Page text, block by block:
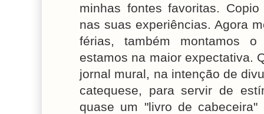
minhas fontes favoritas.
nas suas experiências. Agora
férias, também montamos
estamos na maior expectativa.
jornal mural, na intenção de
catequese, para servir de
quase um "livro de